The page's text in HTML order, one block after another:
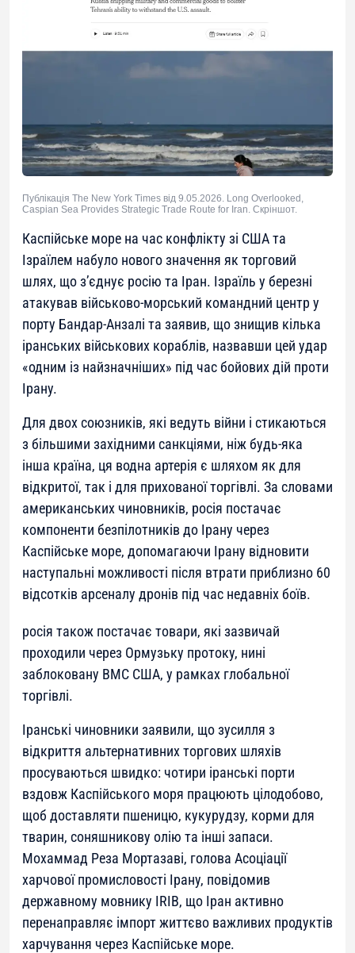
Публікація The New York Times від 9.05.2026. Long Overlooked,
Caspian Sea Provides Strategic Trade Route for Iran. Скріншот.
Каспійське море на час конфлікту зі США та
Ізраїлем набуло нового значення як торговий
шлях, що з’єднує росію та Іран. Ізраїль у березні
атакував військово-морський командний центр у
порту Бандар-Анзалі та заявив, що знищив кілька
іранських військових кораблів, назвавши цей удар
«одним із найзначніших» під час бойових дій проти
Ірану.
Для двох союзників, які ведуть війни і стикаються
з більшими західними санкціями, ніж будь-яка
інша країна, ця водна артерія є шляхом як для
відкритої, так і для прихованої торгівлі. За словами
американських чиновників, росія постачає
компоненти безпілотників до Ірану через
Каспійське море, допомагаючи Ірану відновити
наступальні можливості після втрати приблизно 60
відсотків арсеналу дронів під час недавніх боїв.
росія також постачає товари, які зазвичай
проходили через Ормузьку протоку, нині
заблоковану ВМС США, у рамках глобальної
торгівлі.
Іранські чиновники заявили, що зусилля з
відкриття альтернативних торгових шляхів
просуваються швидко: чотири іранські порти
вздовж Каспійського моря працюють цілодобово,
щоб доставляти пшеницю, кукурудзу, корми для
тварин, соняшникову олію та інші запаси.
Мохаммад Реза Мортазаві, голова Асоціації
харчової промисловості Ірану, повідомив
державному мовнику IRIB, що Іран активно
перенаправляє імпорт життєво важливих продуктів
харчування через Каспійське море.